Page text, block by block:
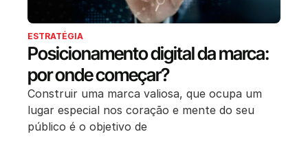
ESTRATÉGIA
Posicionamento digital da marca:
por onde começar?
Construir uma marca valiosa, que ocupa um
lugar especial nos coração e mente do seu
público é o objetivo de